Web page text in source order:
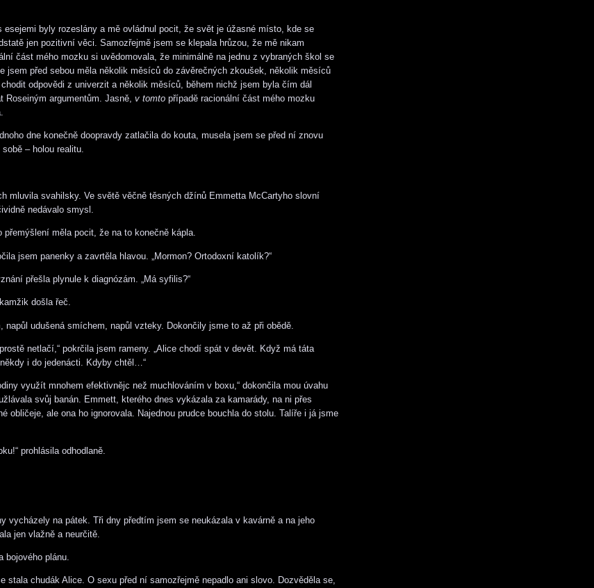
esejemi byly rozeslány a mě ovládnul pocit, že svět je úžasné místo, kde se
jen pozitivní věci. Samozřejmě jsem se klepala hrůzou, že mě nikam
část mého mozku si uvědomovala, že minimálně na jednu z vybraných škol se
jsem před sebou měla několik měsíců do závěrečných zkoušek, několik měsíců
odpovědi z univerzit a několik měsíců, během nichž jsem byla čím dál
Roseiným argumentům. Jasně, v tomto případě racionální část mého mozku
dne konečně doopravdy zatlačila do kouta, musela jsem se před ní znovu
– holou realitu.
mluvila svahilsky. Ve světě věčně těsných džínů Emmetta McCartyho slovní
nedávalo smysl.
přemýšlení měla pocit, že na to konečně kápla.
jsem panenky a zavrtěla hlavou. „Mormon? Ortodoxní katolík?“
přešla plynule k diagnózám. „Má syfilis?“
došla řeč.
napůl udušená smíchem, napůl vzteky. Dokončily jsme to až při obědě.
netlačí,“ pokrčila jsem rameny. „Alice chodí spát v devět. Když má táta
i do jedenácti. Kdyby chtěl…“
využít mnohem efektivnějc než muchlováním v boxu,“ dokončila mou úvahu
svůj banán. Emmett, kterého dnes vykázala za kamarády, na ni přes
obličeje, ale ona ho ignorovala. Najednou prudce bouchla do stolu. Talíře i já jsme
prohlásila odhodlaně.
vycházely na pátek. Tři dny předtím jsem se neukázala v kavárně a na jeho
jen vlažně a neurčitě.
bojového plánu.
stala chudák Alice. O sexu před ní samozřejmě nepadlo ani slovo. Dozvěděla se,